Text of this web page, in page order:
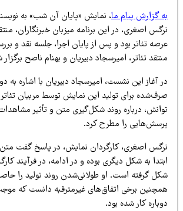
گزارش پیام ما، نمایش «پایان آن شب» به نویسندگی و
اصغری، در این برنامه میزبان خبرنگاران،
تئاتر بود و پس از پایان اجرا، جلسه نقد و بررسی
تئاتر، امیرسجاد دبیریان و بهنام ناصح برگزار شد.
آغاز این نشست، امیرسجاد دبیریان با اشاره به دو
برای تولید این نمایش توسط مربیان تئاتر در
درباره روند شکل‌گیری متن و تأثیر مشاهدات
را مطرح کرد.
اصغری، کارگردان نمایش، در پاسخ گفت متن
به شکل دیگری بوده و در ادامه، در فرآیند
گرفته است. او طولانی‌شدن روند تولید را حاصل
برخی اتفاق‌های غیرمترقبه دانست که موجب
کار شده بود.